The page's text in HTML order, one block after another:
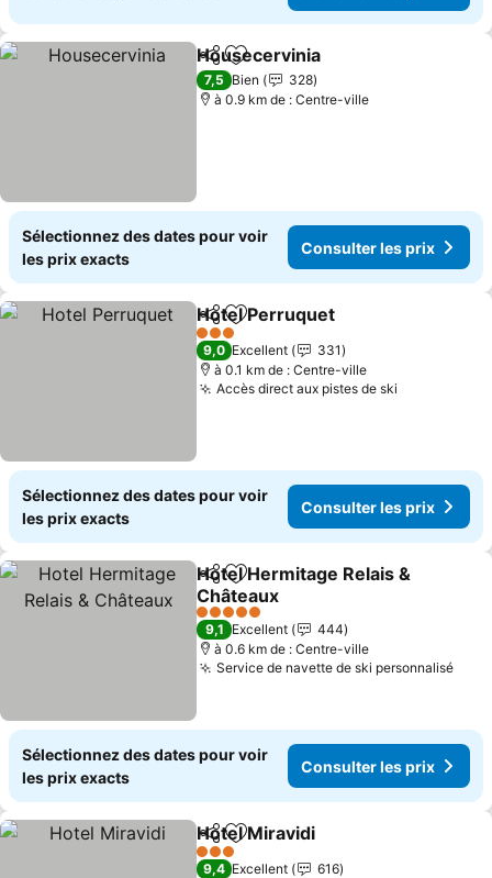
PartagerAjouter à mes favoris
Housecervinia
7,5 Bien
328
à 0.9 km de : Centre-ville
Sélectionnez des dates pour voir
les prix exacts
Consulter les prix
PartagerAjouter à mes favoris
Hotel Perruquet
3 Étoiles
9,0 Excellent
331
à 0.1 km de : Centre-ville
Accès direct aux pistes de ski
Sélectionnez des dates pour voir
les prix exacts
Consulter les prix
PartagerAjouter à mes favoris
Hotel Hermitage Relais &
Châteaux
5 Étoiles
9,1 Excellent
444
à 0.6 km de : Centre-ville
Service de navette de ski personnalisé
Sélectionnez des dates pour voir
les prix exacts
Consulter les prix
PartagerAjouter à mes favoris
Hotel Miravidi
3 Étoiles
9,4 Excellent
616